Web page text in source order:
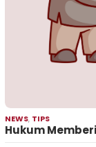
NEWS, TIPS
Hukum